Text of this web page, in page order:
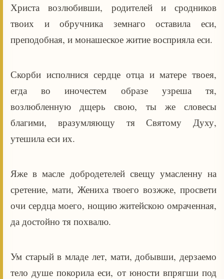
Христа возлюбивши, родителей и сродников
твоих и обручника земнаго оставила еси,
преподобная, и монашеское житие восприяла еси.
Скорби исполнися сердце отца и матере твоея,
егда во иночестем образе узреша тя,
возлюбленную дщерь свою, ты же словесы
благими, вразумляющу тя Святому Духу,
утешила еси их.
Яже в масле добродетелей свещу умасленну на
сретение, мати, Жениха твоего возжже, просвети
очи сердца моего, нощию житейскою омраченная,
да достойно тя похвалю.
Ум старый в младе лет, мати, добывши, дерзаемо
тело душе покорила еси, от юности впрягши под